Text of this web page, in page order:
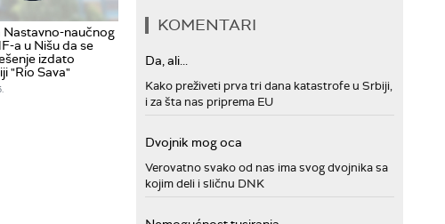
Nastavno-naučnog
a u Nišu da se
izdato
"Rio Sava"
KOMENTARI
Da, ali...
Kako preživeti prva tri dana katastrofe u Srbiji,
i za šta nas priprema EU
Dvojnik mog oca
Verovatno svako od nas ima svog dvojnika sa
kojim deli i sličnu DNK